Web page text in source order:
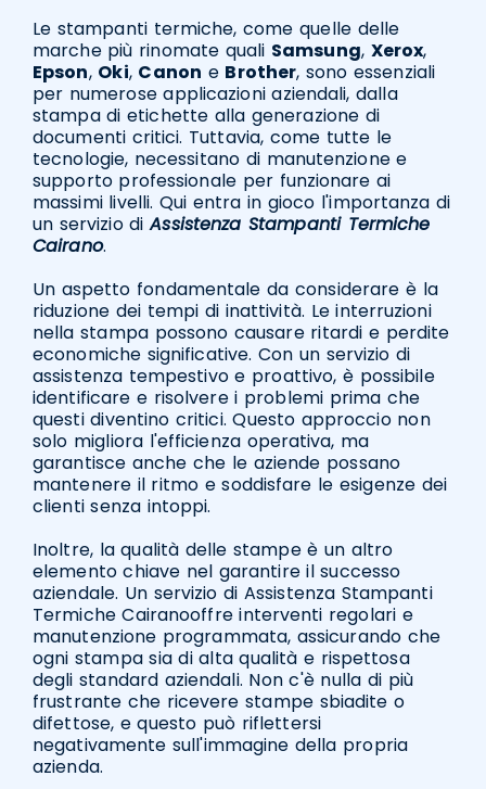
Le stampanti termiche, come quelle delle
marche più rinomate quali Samsung, Xerox,
Epson, Oki, Canon e Brother, sono essenziali
per numerose applicazioni aziendali, dalla
stampa di etichette alla generazione di
documenti critici. Tuttavia, come tutte le
tecnologie, necessitano di manutenzione e
supporto professionale per funzionare ai
massimi livelli. Qui entra in gioco l'importanza di
un servizio diAssistenza Stampanti Termiche
Cairano.
Un aspetto fondamentale da considerare è la
riduzione dei tempi di inattività. Le interruzioni
nella stampa possono causare ritardi e perdite
economiche significative. Con un servizio di
assistenza tempestivo e proattivo, è possibile
identificare e risolvere i problemi prima che
questi diventino critici. Questo approccio non
solo migliora l'efficienza operativa, ma
garantisce anche che le aziende possano
mantenere il ritmo e soddisfare le esigenze dei
clienti senza intoppi.
Inoltre, la qualità delle stampe è un altro
elemento chiave nel garantire il successo
aziendale. Un servizio di Assistenza Stampanti
Termiche Cairanooffre interventi regolari e
manutenzione programmata, assicurando che
ogni stampa sia di alta qualità e rispettosa
degli standard aziendali. Non c'è nulla di più
frustrante che ricevere stampe sbiadite o
difettose, e questo può riflettersi
negativamente sull'immagine della propria
azienda.